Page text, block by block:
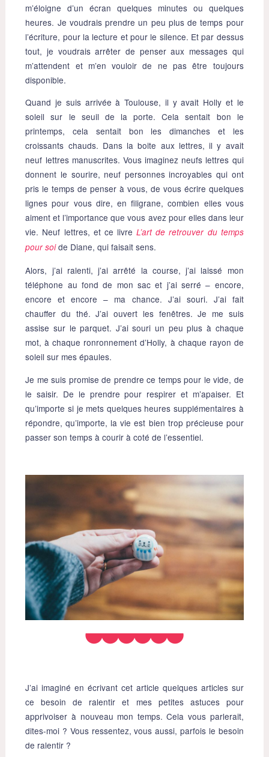
m’éloigne d’un écran quelques minutes ou quelques
heures. Je voudrais prendre un peu plus de temps pour
l’écriture, pour la lecture et pour le silence. Et par dessus
tout, je voudrais arrêter de penser aux messages qui
m’attendent et m’en vouloir de ne pas être toujours
disponible.
Quand je suis arrivée à Toulouse, il y avait Holly et le
soleil sur le seuil de la porte. Cela sentait bon le
printemps, cela sentait bon les dimanches et les
croissants chauds. Dans la boite aux lettres, il y avait
neuf lettres manuscrites. Vous imaginez neufs lettres qui
donnent le sourire, neuf personnes incroyables qui ont
pris le temps de penser à vous, de vous écrire quelques
lignes pour vous dire, en filigrane, combien elles vous
aiment et l’importance que vous avez pour elles dans leur
vie. Neuf lettres, et ce livreL’art de retrouver du temps
pour soide Diane, qui faisait sens.
Alors, j’ai ralenti, j’ai arrêté la course, j’ai laissé mon
téléphone au fond de mon sac et j’ai serré – encore,
encore et encore – ma chance. J’ai souri. J’ai fait
chauffer du thé. J’ai ouvert les fenêtres. Je me suis
assise sur le parquet. J’ai souri un peu plus à chaque
mot, à chaque ronronnement d’Holly, à chaque rayon de
soleil sur mes épaules.
Je me suis promise de prendre ce temps pour le vide, de
le saisir. De le prendre pour respirer et m’apaiser. Et
qu’importe si je mets quelques heures supplémentaires à
répondre, qu’importe, la vie est bien trop précieuse pour
passer son temps à courir à coté de l’essentiel.
J’ai imaginé en écrivant cet article quelques articles sur
ce besoin de ralentir et mes petites astuces pour
apprivoiser à nouveau mon temps. Cela vous parlerait,
dites-moi ? Vous ressentez, vous aussi, parfois le besoin
de ralentir ?